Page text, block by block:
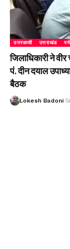
उत्तरकाशी उत्तराखंड
जिलाधिकारी ने
पं. दीन दयाल
बैठक
Lokesh Badoni